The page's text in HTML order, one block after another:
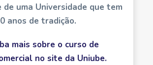
de uma Universidade que tem
anos de tradição.
mais sobre o curso de
no site da Uniube.